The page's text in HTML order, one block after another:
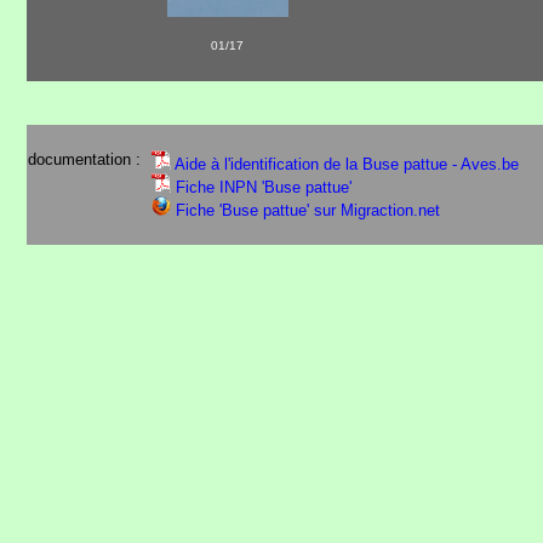
01/17
documentation :
Aide à l'identification de la Buse pattue - Aves.be
Fiche INPN 'Buse pattue'
Fiche 'Buse pattue' sur Migraction.net